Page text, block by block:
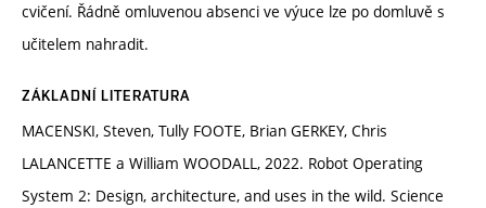
cvičení. Řádně omluvenou absenci ve výuce lze po domluvě s
učitelem nahradit.
ZÁKLADNÍ LITERATURA
MACENSKI, Steven, Tully FOOTE, Brian GERKEY, Chris
LALANCETTE a William WOODALL, 2022. Robot Operating
System 2: Design, architecture, and uses in the wild. Science